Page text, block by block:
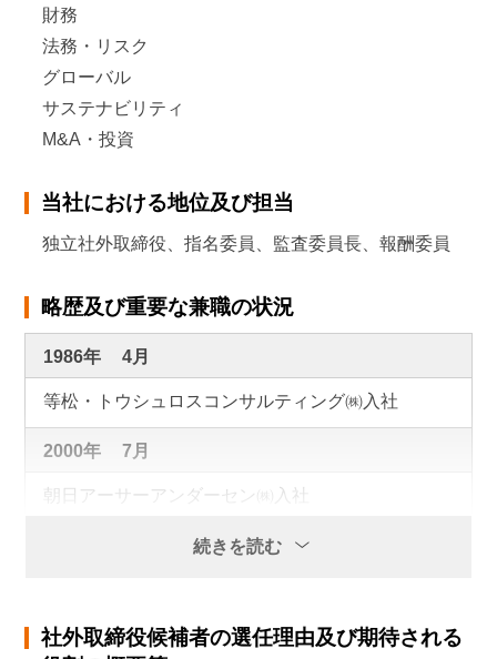
財務
法務・リスク
グローバル
サステナビリティ
M&A・投資
当社における地位及び担当
独立社外取締役、指名委員、監査委員長、報酬委員
略歴及び重要な兼職の状況
1986年 4月
等松・トウシュロスコンサルティング㈱入社
2000年 7月
朝日アーサーアンダーセン㈱入社
2016年 4月
続きを読む
社外取締役候補者の選任理由及び期待される